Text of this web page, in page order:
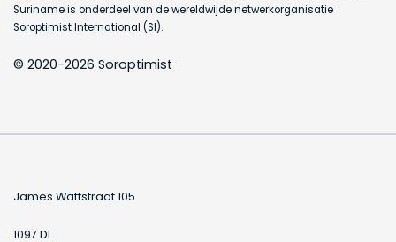
Suriname is onderdeel van de wereldwijde netwerkorganisatie
Soroptimist International (SI).
© 2020-2026 Soroptimist
James Wattstraat 105
1097 DL